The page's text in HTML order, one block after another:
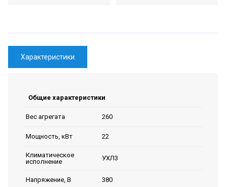
Характеристики
Общие характеристики
Вес агрегата 260
Мощность, кВт 22
Климатическое
исполнение
УХЛ3
Напряжение, В 380